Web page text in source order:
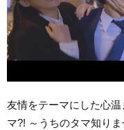
友情をテーマにした心
マ?! ～うちのタマ知りま